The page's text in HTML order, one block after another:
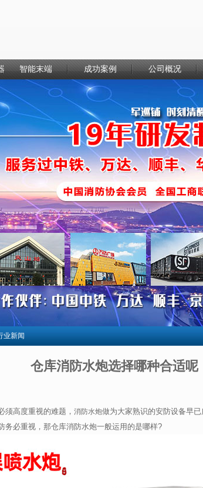
智能末端 成功案例 公司概况
业新闻
仓库消防水炮选择哪种合适呢
须高度重视的难题， 消防水炮做为大家熟识的安防设备早
务必重视，那仓库消防水炮一般运用的是哪样?